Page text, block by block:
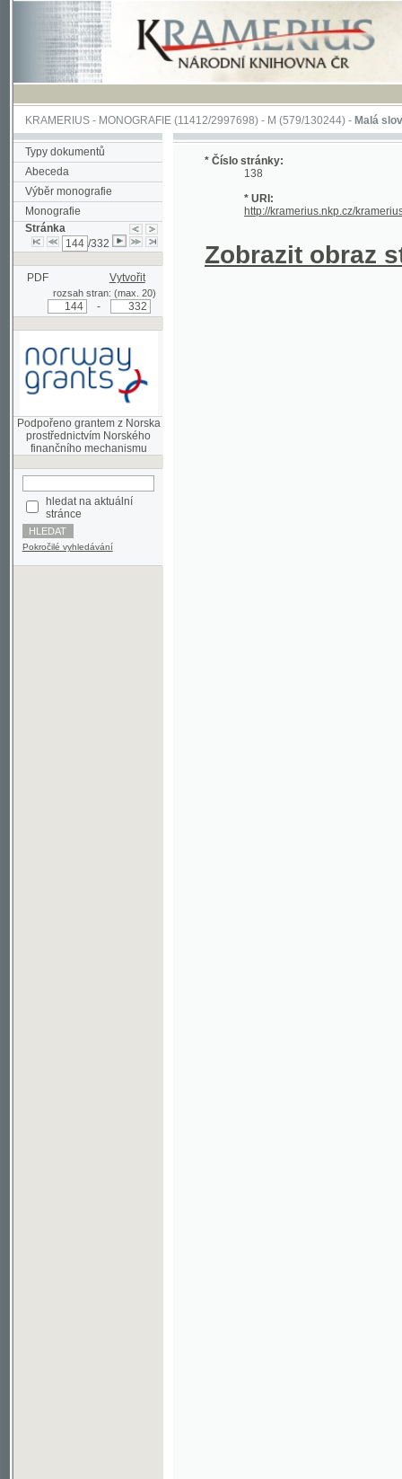
KRAMERIUS-MONOGRAFIE(11412/2997698) -M (579/130244)-Malá
Typy dokumentů
Abeceda
Výběr monografie
Monografie
Stránka
/332
PDF Vytvořit
rozsah stran: (max. 20)
Podpořeno grantem z Norska
prostřednictvím Norského
hledat na aktuální
stránce
Pokročilé vyhledávání
* Číslo stránky:
138
* URI:
http://kramerius.nkp.cz/kramerius/